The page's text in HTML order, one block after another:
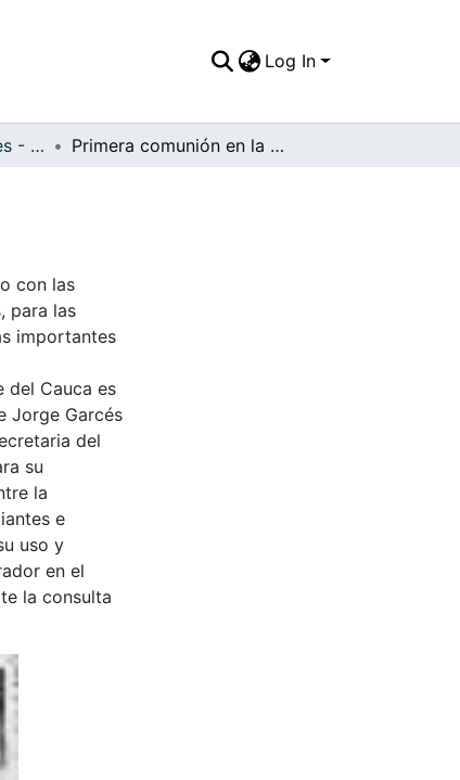
Log In
APFFVC - Costumbres - Patrimonial Primera comunión en la Capilla Colonial del Overo
con las
para las
importantes
del Cauca es
Jorge Garcés
del
su
la
e
uso y
en el
la consulta